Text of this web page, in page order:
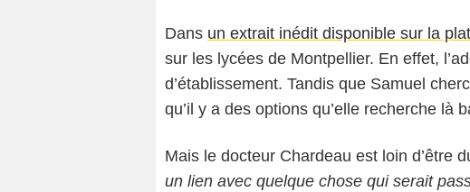
Dans un extrait inédit disponible sur la
sur les lycées de Montpellier. En effet,
d’établissement. Tandis que Samuel
qu’il y a des options qu’elle recherche là
Mais le docteur Chardeau est loin d’être
un lien avec quelque chose qui serait